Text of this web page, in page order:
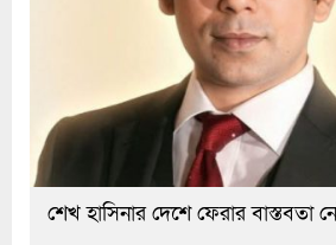
শেখ হাসিনার দেশে ফেরার বাস্তবতা